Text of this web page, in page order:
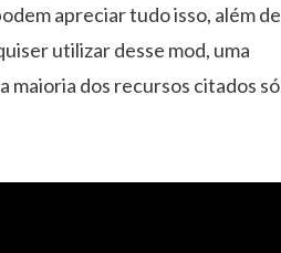
apreciar tudo isso, além de
utilizar desse mod, uma
maioria dos recursos citados só